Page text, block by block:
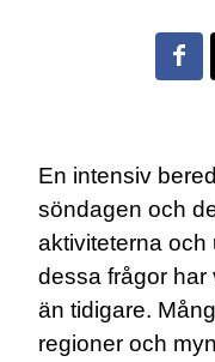
En intensiv
söndagen och
aktiviteterna
dessa frågor har
än tidigare.
regioner och